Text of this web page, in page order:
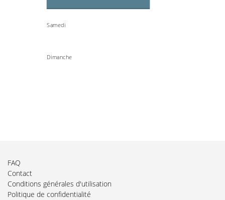
Samedi
Dimanche
FAQ
Contact
Conditions générales d'utilisation
Politique de confidentialité